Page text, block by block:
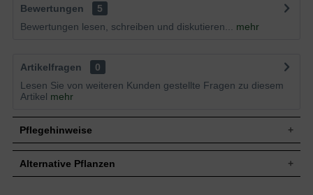
Bewertungen
5
Bewertungen lesen, schreiben und diskutieren...
mehr
Artikelfragen
0
Lesen Sie von weiteren Kunden gestellte Fragen zu diesem
Artikel mehr
Pflegehinweise
Pflanz- und Pflegetipps Fagus sylvatica
Alternative Pflanzen